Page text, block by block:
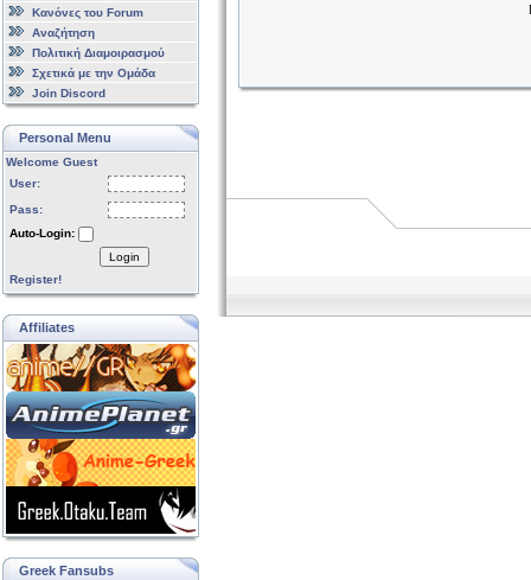
Κανόνες του Forum
Αναζήτηση
Πολιτική Διαμοιρασμού
Σχετικά με την Ομάδα
Join Discord
Personal Menu
Welcome Guest
User:
Pass:
Auto-Login:
Login
Register!
Affiliates
Greek Fansubs